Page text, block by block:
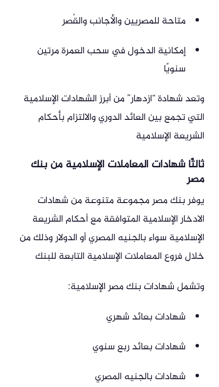
متاحة للمصريين والأجانب والقُصر
إمكانية الدخول في سحب العمرة مرتين
سنويًا
وتعد شهادة “ازدهار” من أبرز الشهادات الإسلامية
التي تجمع بين العائد الدوري والالتزام بأحكام
الشريعة الإسلامية
ثالثًا شهادات المعاملات الإسلامية من بنك
مصر
يوفر بنك مصر مجموعة متنوعة من شهادات
الادخار الإسلامية المتوافقة مع أحكام الشريعة
الإسلامية سواء بالجنيه المصري أو الدولار وذلك من
خلال فروع المعاملات الإسلامية التابعة للبنك
وتشمل شهادات بنك مصر الإسلامية:
شهادات بعائد شهري
شهادات بعائد ربع سنوي
شهادات بالجنيه المصري